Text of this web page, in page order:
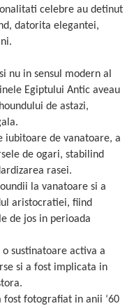
celebre au detinut
datorita elegantei,
nu in sensul modern al
Egiptului Antic aveau
de astazi,
iubitoare de vanatoare, a
de ogari, stabilind
rasei.
la vanatoare si a
aristocratiei, fiind
de jos in perioada
sustinatoare activa a
si a fost implicata in
fost fotografiat in anii ‘60